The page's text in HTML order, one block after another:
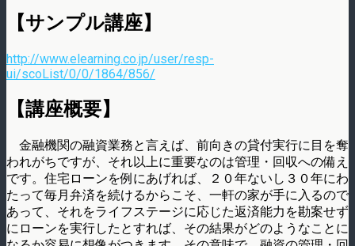
【サンプル講座】
http://www.elearning.co.jp/user/resp-
ui/scoList/0/0/1864/856/
【講座概要】
金融機関の融資業務と言えば、前向きの貸付実行に目を奪
われがちですが、それ以上に重要なのは管理・回収への備え
です。住宅ローンを例にあげれば、２０年ないし３０年にわ
たって毎月弁済を続けるからこそ、一軒の家が手に入るので
あって、それをライフステージに応じた返済能力を勘案せず
にローンを実行したとすれば、その結果がどのようなことに